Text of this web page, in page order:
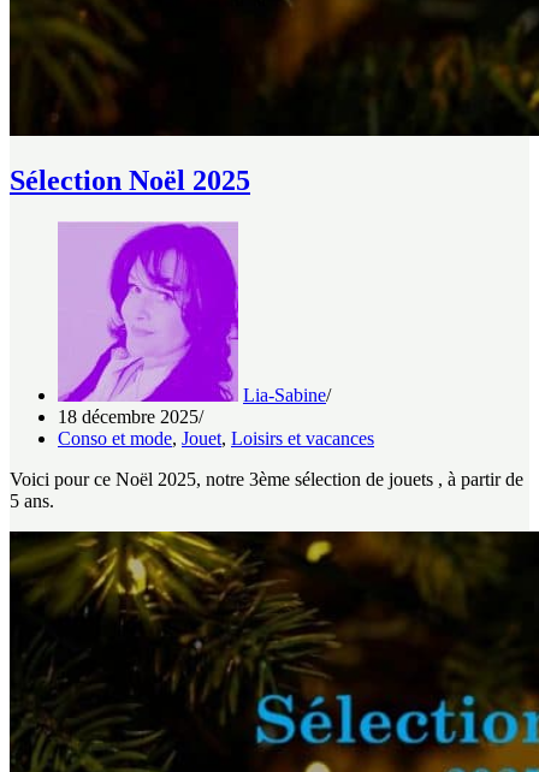
Sélection Noël 2025
Lia-Sabine
18 décembre 2025
Conso et mode, Jouet, Loisirs et vacances
Voici pour ce Noël 2025, notre 3ème sélection de jouets , à partir de
5 ans.